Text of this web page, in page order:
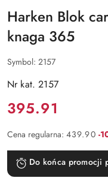
Harken Blok
knaga 365
Symbol: 2157
Nr kat. 2157
Cena:
395.91
Cena regularna: 439.90 -
Do końca promocji